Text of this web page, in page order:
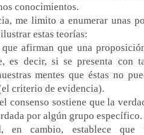
conocimientos.
me limito a enumerar unas
estas teorías:
afirman que una
es decir, si se presenta con
mentes que éstas no
criterio de evidencia).
consenso sostiene que la
por algún grupo específico.
cambio, establece que